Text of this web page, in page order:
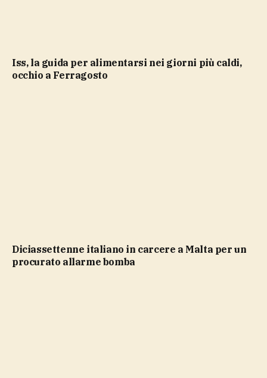
Iss, la guida per alimentarsi nei giorni più caldi,
occhio a Ferragosto
Diciassettenne italiano in carcere a Malta per un
procurato allarme bomba